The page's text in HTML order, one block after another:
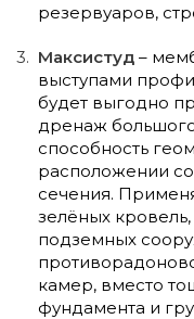
резервуаров,
Максистуд –
выступами
будет выгодно
дренаж
способность
расположении
сечения.
зелёных
подземных
камер, вместо
фундамента и